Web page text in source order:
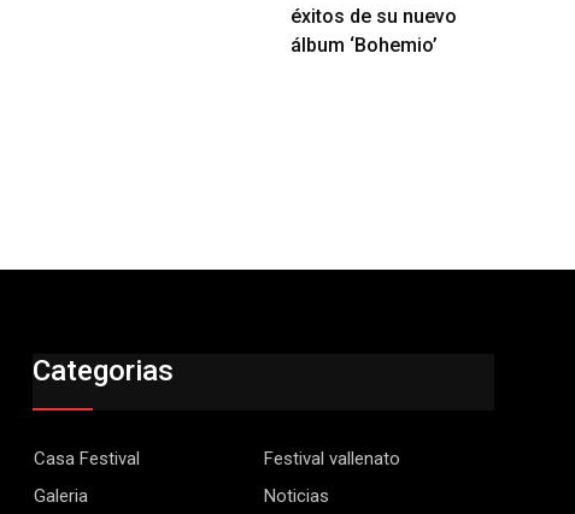
éxitos de su nuevo
álbum ‘Bohemio’
Categorias
Casa Festival
Festival vallenato
Galeria
Noticias